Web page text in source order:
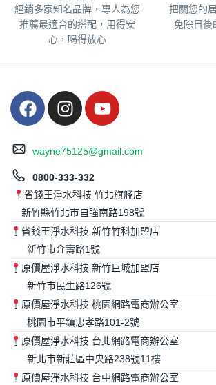
經銷多家知名品牌，專人為您
推薦最適合的搭配，用得安
心，喝得放心
把關您的
免除日後
wayne75125@gmail.com
0800-333-332
省錢王淨水科技 竹北旗艦店
新竹縣竹北市自強南路198號
省錢王淨水科技 新竹竹科加盟店
新竹市介壽路1號
原價屋淨水科技 新竹巨城加盟店
新竹市民生路126號
原價屋淨水科技 桃園網路電商辦公室
桃園市平鎮忠孝路101-2號
原價屋淨水科技 台北網路電商辦公室
新北市新莊區中央路238號11樓
原價屋淨水科技 台中網路電商辦公室